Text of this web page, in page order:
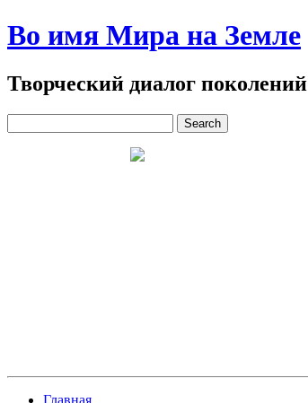
Во имя Мира на Земле
Творческий диалог поколений
Главная